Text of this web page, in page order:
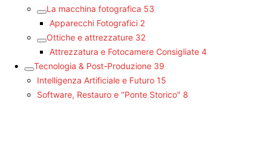
La macchina fotografica 53
Apparecchi Fotografici 2
Ottiche e attrezzature 32
Attrezzatura e Fotocamere Consigliate 4
Tecnologia & Post-Produzione 39
Intelligenza Artificiale e Futuro 15
Software, Restauro e "Ponte Storico" 8